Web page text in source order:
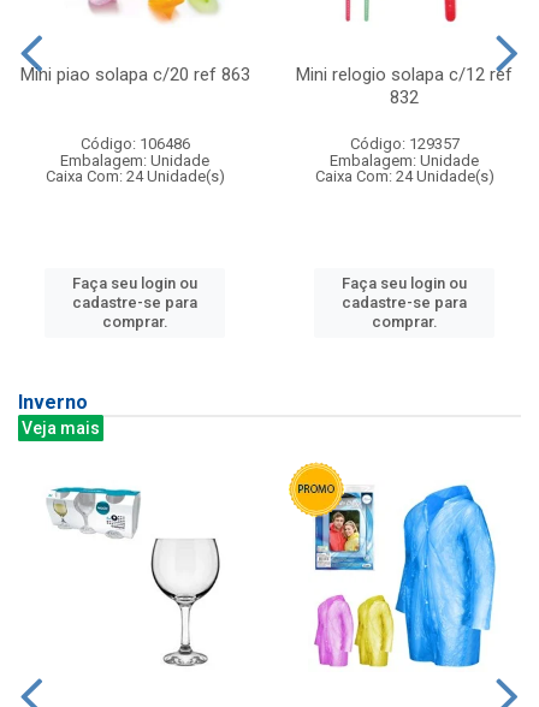
Mini piao solapa c/20 ref 863
Código: 106486
Embalagem: Unidade
Caixa Com: 24 Unidade(s)
Faça seu login ou
cadastre-se para
comprar.
Mini relogio solapa c/12 ref
832
Código: 129357
Embalagem: Unidade
Caixa Com: 24 Unidade(s)
Faça seu login ou
cadastre-se para
comprar.
Inverno
Veja mais